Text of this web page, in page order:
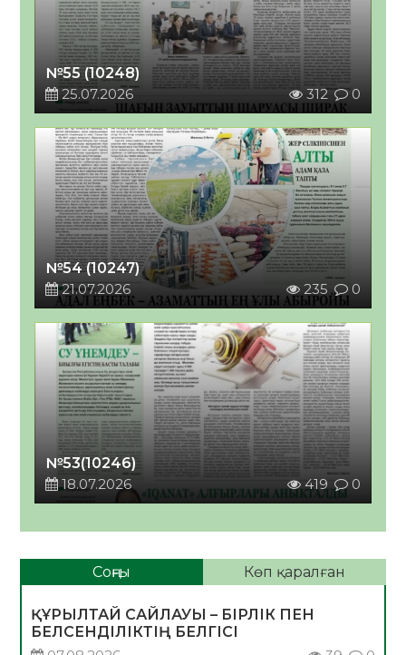
№55 (10248)
25.07.2026
312 0
№54 (10247)
21.07.2026
235 0
№53(10246)
18.07.2026
419 0
Соңғы Көп қаралған
ҚҰРЫЛТАЙ САЙЛАУЫ – БІРЛІК ПЕН
БЕЛСЕНДІЛІКТІҢ БЕЛГІСІ